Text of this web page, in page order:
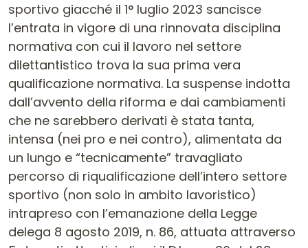
sportivo giacché il 1° luglio 2023 sancisce
l’entrata in vigore di una rinnovata disciplina
normativa con cui il lavoro nel settore
dilettantistico trova la sua prima vera
qualificazione normativa. La suspense indotta
dall’avvento della riforma e dai cambiamenti
che ne sarebbero derivati è stata tanta,
intensa (nei pro e nei contro), alimentata da
un lungo e “tecnicamente” travagliato
percorso di riqualificazione dell’intero settore
sportivo (non solo in ambito lavoristico)
intrapreso con l’emanazione della Legge
delega 8 agosto 2019, n. 86, attuata attraverso